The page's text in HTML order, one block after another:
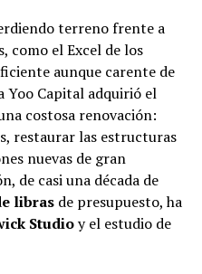
terreno frente a
como el Excel de los
aunque carente de
Yoo Capital adquirió el
costosa renovación:
restaurar las estructuras
nuevas de gran
de casi una década de
libras de presupuesto, ha
Studioy el estudio de